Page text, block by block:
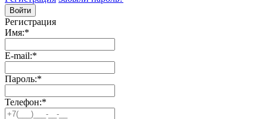
Регистрация
Имя:*
E-mail:*
Пароль:*
Телефон:*